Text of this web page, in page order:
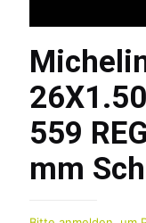
559
mm